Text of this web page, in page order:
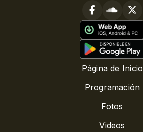
Página de Inicio
Programación
Fotos
Videos